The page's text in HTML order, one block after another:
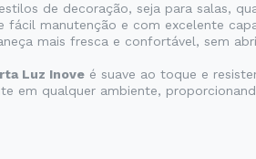
de decoração, seja para salas,
fácil manutenção e com excelente
mais fresca e confortável, sem
Luz Inove é suave ao toque e
em qualquer ambiente,